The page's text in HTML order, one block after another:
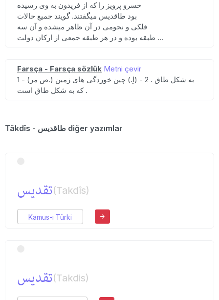
خسرو پرویز را که از فریدون به وی رسیده
بود طاقدیس میگفتند. گویند جمیع حالات
فلکی و نجومی در آن ظاهر میشده و آن سه
طبقه بوده و در هر طبقه جمعی از ارکان دولت ...
Farsça - Farsça sözlük Metni çevir
1 - (ص مر.) به شکل طاق . 2 - (اِ.) چین خوردگی های زمین
که به شکل طاق است .
Tâkdîs - طاقدیس diğer yazımlar
تقدیس(Takdîs)
Kamus-ı Türki
تقدیس(Takdis)